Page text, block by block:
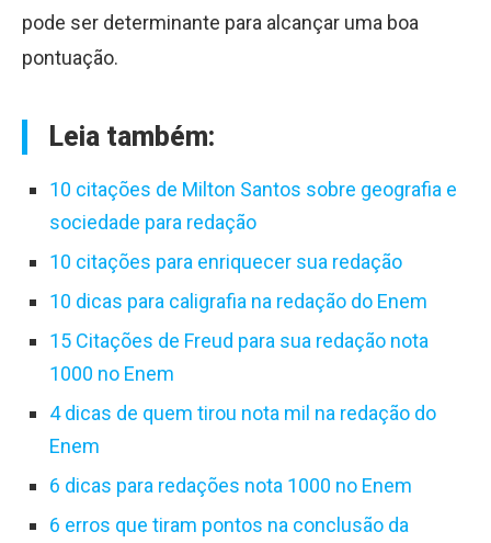
pode ser determinante para alcançar uma boa
pontuação.
Leia também:
10 citações de Milton Santos sobre geografia e
sociedade para redação
10 citações para enriquecer sua redação
10 dicas para caligrafia na redação do Enem
15 Citações de Freud para sua redação nota
1000 no Enem
4 dicas de quem tirou nota mil na redação do
Enem
6 dicas para redações nota 1000 no Enem
6 erros que tiram pontos na conclusão da